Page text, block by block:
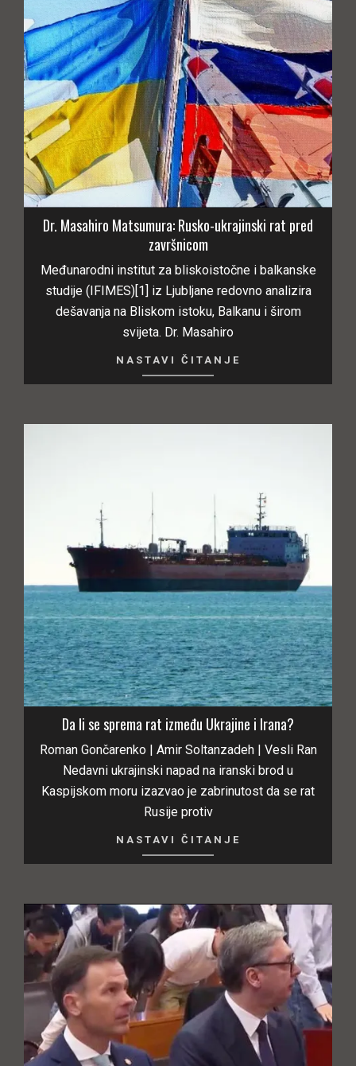
Dr. Masahiro Matsumura: Rusko-ukrajinski rat pred
završnicom
Međunarodni institut za bliskoistočne i balkanske
studije (IFIMES)[1] iz Ljubljane redovno analizira
dešavanja na Bliskom istoku, Balkanu i širom
svijeta. Dr. Masahiro
NASTAVI ČITANJE
Da li se sprema rat između Ukrajine i Irana?
Roman Gončarenko | Amir Soltanzadeh | Vesli Ran
Nedavni ukrajinski napad na iranski brod u
Kaspijskom moru izazvao je zabrinutost da se rat
Rusije protiv
NASTAVI ČITANJE